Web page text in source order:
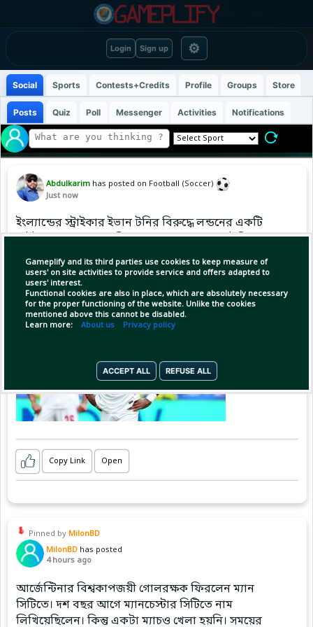
Login Sign up ⚙
Gameplify and its third parties use cookies to keep measure of
users' on site activities to provide service and offers adapted to
users' interest.
Functional cookies are also in place, which are absolutely necessary
for the proper functioning of the website. Unlike the cookies
mentioned above this cannot be disabled.
Learn more: About us Privacy policy
ACCEPT ALL REFUSE ALL
Social Sports Contests+Credits Profile Groups Store
Posts Quiz Poll Messenger Activities Notifications
Abdulkarim has posted on Football (Soccer)
Just now
ইংল্যান্ডের স্ট্রাইকার ইভান টনির বিরুদ্ধে লন্ডনের একটি
নাইটক্লাবে হামলার অভিযোগে মামলা হয়েছে। সৌদি প্রো
লিগের ক্লাব আল-আহলির হয়ে খেলা ৩০ বছর বয়সি
ফুটবলারের বিরুদ্ধে হামলা করে শারীরিক ক্ষতি করার
অভিযোগ করা হয়েছে।
Copy Link Open
Pinned by MilonBD
MilonBD has posted
4 hours ago
আর্জেন্টিনার বিশ্বকাপজয়ী গোলরক্ষক ফিরলেন ম্যান
সিটিতে। দশ বছর আগে ম্যানচেস্টার সিটিতে নাম
লিখিয়েছিলেন। কিন্তু একটা ম্যাচও খেলা হয়নি। সময়ের